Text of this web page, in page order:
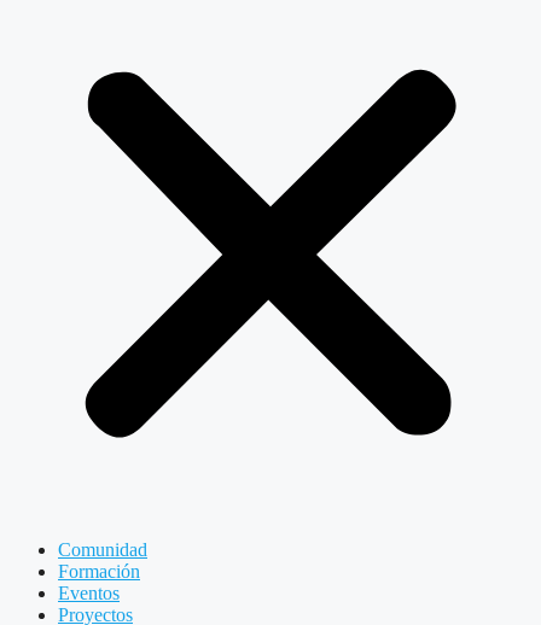
Comunidad
Formación
Eventos
Proyectos